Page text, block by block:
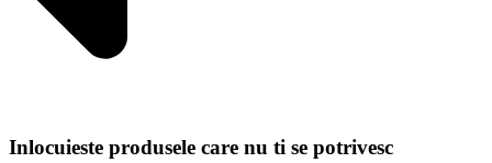
Inlocuieste produsele care nu ti se potrivesc